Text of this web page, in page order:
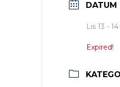
DATUM
Lis 13 -
Expired!